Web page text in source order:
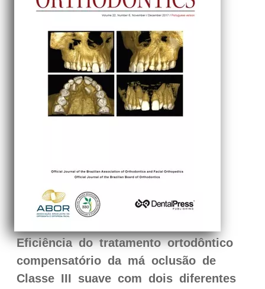
Eficiência do tratamento ortodôntico
compensatório da má oclusão de
Classe III suave com dois diferentes